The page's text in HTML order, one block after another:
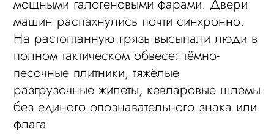
машин распахнулись почти синхронно.
На растоптанную грязь высыпали люди в
полном тактическом обвесе: тёмно-
песочные плитники, тяжёлые
разгрузочные жилеты, кевларовые шлемы
без единого опознавательного знака или
флага